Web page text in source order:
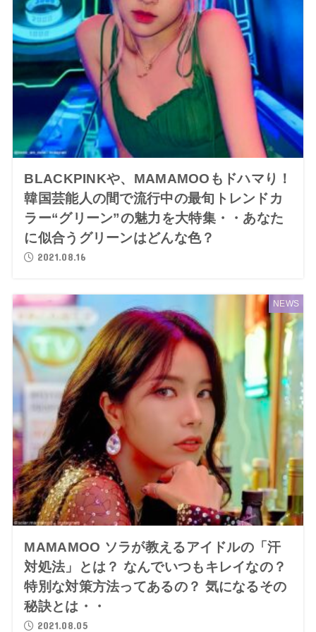
BLACKPINKや、MAMAMOOもドハマり！
韓国芸能人の間で流行中の最旬トレンドカ
ラー“グリーン”の魅力を大特集・・あなた
に似合うグリーンはどんな色？
2021.08.16
NEWS
MAMAMOO ソラが教えるアイドルの「汗
対処法」とは？ なんでいつもキレイなの？
特別な対策方法ってあるの？ 気になるその
秘訣とは・・
2021.08.05